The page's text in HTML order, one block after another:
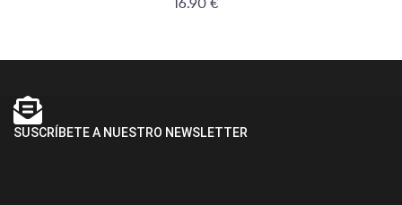
SUSCRÍBETE A NUESTRO NEWSLETTER